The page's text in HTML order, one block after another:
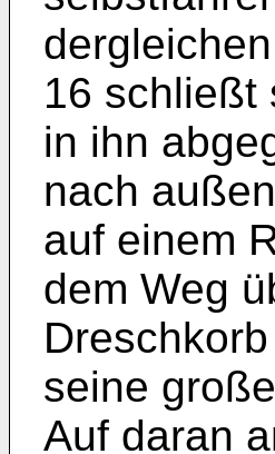
16 schließt
in ihn
nach
auf einem
dem Weg
seine
Auf daran